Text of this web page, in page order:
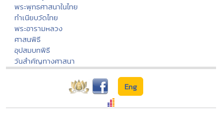
พระพุทธศาสนาในไทย
ทำเนียบวัดไทย
พระอารามหลวง
ศาสนพิธี
อุปสมบทพิธี
วันสำคัญทางศาสนา
Eng